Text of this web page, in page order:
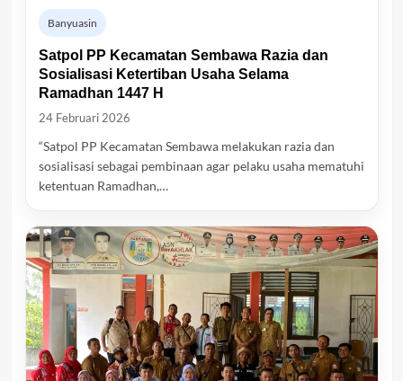
Banyuasin
Satpol PP Kecamatan Sembawa Razia dan
Sosialisasi Ketertiban Usaha Selama
Ramadhan 1447 H
24 Februari 2026
“Satpol PP Kecamatan Sembawa melakukan razia dan
sosialisasi sebagai pembinaan agar pelaku usaha mematuhi
ketentuan Ramadhan,…